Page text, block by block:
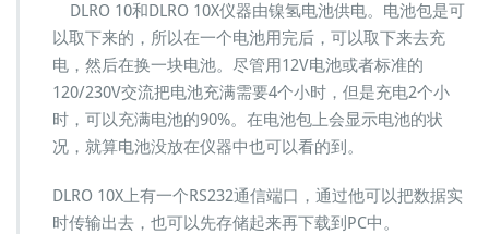
DLRO 10和DLRO 10X仪器由镍氢电池供电。电池包是可
以取下来的，所以在一个电池用完后，可以取下来去充
电，然后在换一块电池。尽管用12V电池或者标准的
120/230V交流把电池充满需要4个小时，但是充电2个小
时，可以充满电池的90%。在电池包上会显示电池的状
况，就算电池没放在仪器中也可以看的到。
DLRO 10X上有一个RS232通信端口，通过他可以把数据实
时传输出去，也可以先存储起来再下载到PC中。